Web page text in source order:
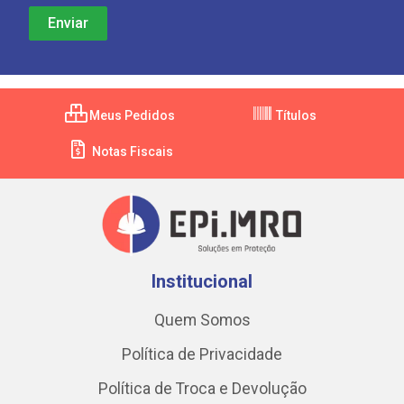
Meus Pedidos Títulos
Notas Fiscais
Institucional
Quem Somos
Política de Privacidade
Política de Troca e Devolução